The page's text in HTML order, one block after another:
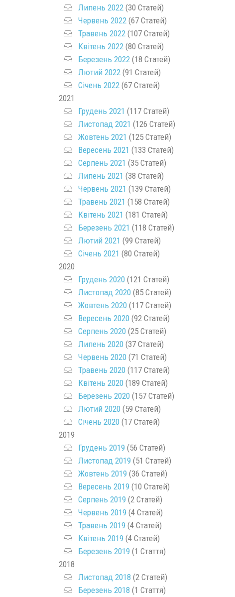
Липень 2022(30 Статей)
Червень 2022(67 Статей)
Травень 2022(107 Статей)
Квітень 2022(80 Статей)
Березень 2022(18 Статей)
Лютий 2022(91 Статей)
Січень 2022(67 Статей)
2021
Грудень 2021 (117 Статей)
Листопад 2021 (126 Статей)
Жовтень 2021 (125 Статей)
Вересень 2021 (133 Статей)
Серпень 2021 (35 Статей)
Липень 2021 (38 Статей)
Червень 2021 (139 Статей)
Травень 2021 (158 Статей)
Квітень 2021 (181 Статей)
Березень 2021 (118 Статей)
Лютий 2021 (99 Статей)
Січень 2021 (80 Статей)
2020
Грудень 2020(121 Статей)
Листопад 2020(85 Статей)
Жовтень 2020(117 Статей)
Вересень 2020(92 Статей)
Серпень 2020(25 Статей)
Липень 2020(37 Статей)
Червень 2020(71 Статей)
Травень 2020(117 Статей)
Квітень 2020(189 Статей)
Березень 2020(157 Статей)
Лютий 2020(59 Статей)
Січень 2020(17 Статей)
2019
Грудень 2019 (56 Статей)
Листопад 2019 (51 Статей)
Жовтень 2019 (36 Статей)
Вересень 2019 (10 Статей)
Серпень 2019 (2 Статей)
Червень 2019 (4 Статей)
Травень 2019 (4 Статей)
Квітень 2019 (4 Статей)
Березень 2019 (1 Стаття)
2018
Листопад 2018 (2 Статей)
Березень 2018 (1 Стаття)